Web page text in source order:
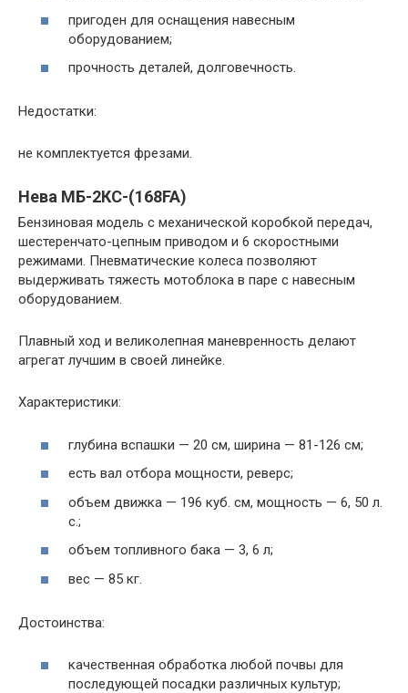
пригоден для оснащения навесным
оборудованием;
прочность деталей, долговечность.
Недостатки:
не комплектуется фрезами.
Нева МБ-2КС-(168FA)
Бензиновая модель с механической коробкой передач,
шестеренчато-цепным приводом и 6 скоростными
режимами. Пневматические колеса позволяют
выдерживать тяжесть мотоблока в паре с навесным
оборудованием.
Плавный ход и великолепная маневренность делают
агрегат лучшим в своей линейке.
Характеристики:
глубина вспашки — 20 см, ширина — 81-126 см;
есть вал отбора мощности, реверс;
объем движка — 196 куб. см, мощность — 6, 50 л.
с.;
объем топливного бака — 3, 6 л;
вес — 85 кг.
Достоинства:
качественная обработка любой почвы для
последующей посадки различных культур;